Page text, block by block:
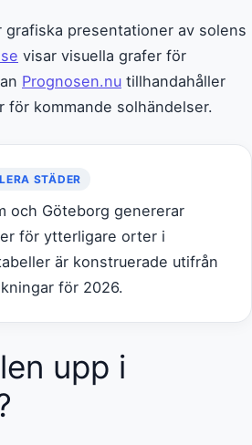
grafiska presentationer av solens
visar visuella grafer för
Prognosen.nu tillhandahåller
för kommande solhändelser.
STÄDER
och Göteborg genererar
för ytterligare orter i
är konstruerade utifrån
för 2026.
upp i